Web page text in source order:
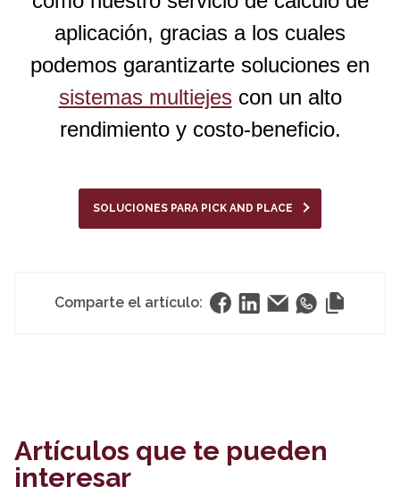
aplicación, gracias a los cuales
podemos garantizarte soluciones en
sistemas multiejescon un alto
rendimiento y costo-beneficio.
SOLUCIONES PARA PICK AND PLACE
Comparte el artículo:
Artículos que te pueden
interesar